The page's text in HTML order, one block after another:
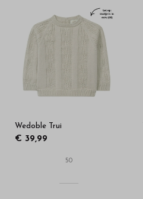
Wedoble Trui
€ 39,99
50